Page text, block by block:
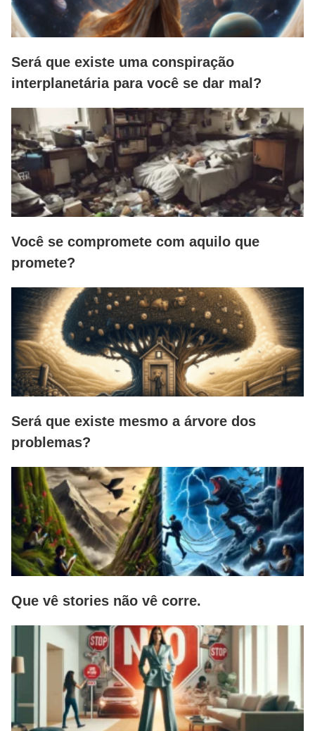
Será que existe uma conspiração
interplanetária para você se dar mal?
Você se compromete com aquilo que
promete?
Será que existe mesmo a árvore dos
problemas?
Que vê stories não vê corre.